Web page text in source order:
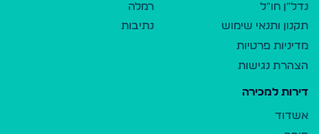
נדל"ן חו"ל
תקנון ותנאי שימוש
מדיניות פרטיות
הצהרת נגישות
רמלה
נתיבות
דירות למכירה
אשדוד